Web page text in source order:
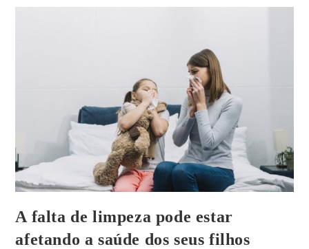
A falta de limpeza pode estar
afetando a saúde dos seus filhos